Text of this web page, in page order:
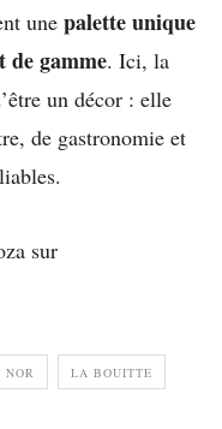
une palette unique
de gamme. Ici, la
un décor : elle
de gastronomie et
sur
NOR LA BOUITTE